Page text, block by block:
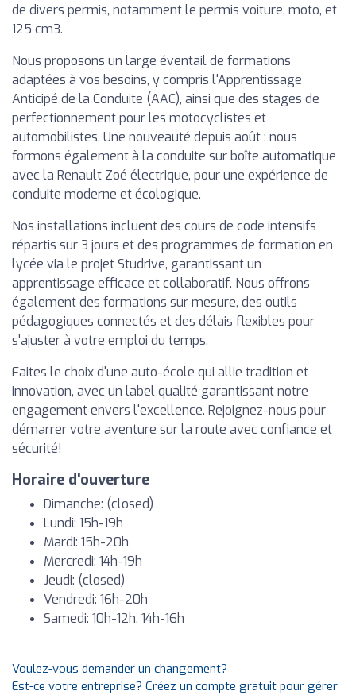
de divers permis, notamment le permis voiture, moto, et
125 cm3.
Nous proposons un large éventail de formations
adaptées à vos besoins, y compris l'Apprentissage
Anticipé de la Conduite (AAC), ainsi que des stages de
perfectionnement pour les motocyclistes et
automobilistes. Une nouveauté depuis août : nous
formons également à la conduite sur boîte automatique
avec la Renault Zoé électrique, pour une expérience de
conduite moderne et écologique.
Nos installations incluent des cours de code intensifs
répartis sur 3 jours et des programmes de formation en
lycée via le projet Studrive, garantissant un
apprentissage efficace et collaboratif. Nous offrons
également des formations sur mesure, des outils
pédagogiques connectés et des délais flexibles pour
s'ajuster à votre emploi du temps.
Faites le choix d'une auto-école qui allie tradition et
innovation, avec un label qualité garantissant notre
engagement envers l'excellence. Rejoignez-nous pour
démarrer votre aventure sur la route avec confiance et
sécurité!
Horaire d'ouverture
Dimanche: (closed)
Lundi: 15h-19h
Mardi: 15h-20h
Mercredi: 14h-19h
Jeudi: (closed)
Vendredi: 16h-20h
Samedi: 10h-12h, 14h-16h
Voulez-vous demander un changement?
Est-ce votre entreprise? Créez un compte gratuit pour gérer